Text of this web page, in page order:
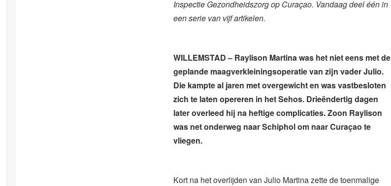
Inspectie Gezondheidszorg op Curaçao. Vandaag deel één in
een serie van vijf artikelen.
WILLEMSTAD – Raylison Martina was het niet eens met de
geplande maagverkleiningsoperatie van zijn vader Julio.
Die kampte al jaren met overgewicht en was vastbesloten
zich te laten opereren in het Sehos. Drieëndertig dagen
later overleed hij na heftige complicaties. Zoon Raylison
was net onderweg naar Schiphol om naar Curaçao te
vliegen.
Kort na het overlijden van Julio Martina zette de toenmalige